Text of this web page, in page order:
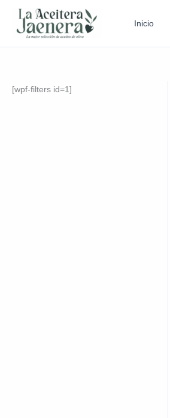
Inicio
[wpf-filters id=1]